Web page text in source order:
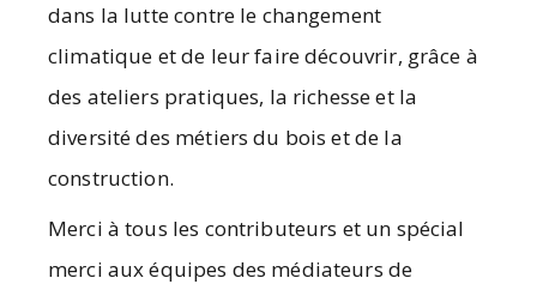
dans la lutte contre le changement
climatique et de leur faire découvrir, grâce à
des ateliers pratiques, la richesse et la
diversité des métiers du bois et de la
construction.
Merci à tous les contributeurs et un spécial
merci aux équipes des médiateurs de